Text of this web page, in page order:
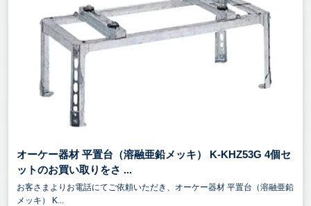
オーケー器材 平置台（溶融亜鉛メッキ） K-KHZ53G 4個セ
ットのお買い取りをさ ...
お客さまよりお電話にてご依頼いただき、オーケー器材 平置台（溶融亜鉛
メッキ） K...